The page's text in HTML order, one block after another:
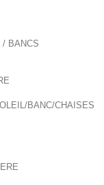
/ BANCS
BANC/CHAISES